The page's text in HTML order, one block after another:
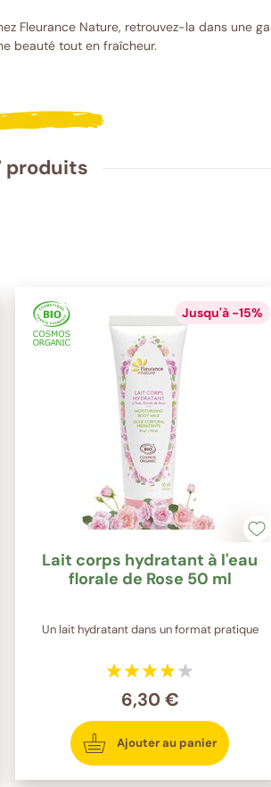
Fleurance Nature, retrouvez-la dans une
beauté tout en fraîcheur.
produits
Jusqu'à -15%
Lait corps hydratant à l'eau
florale de Rose 50 ml
Un lait hydratant dans un format pratique
6,30 €
Ajouter au panier